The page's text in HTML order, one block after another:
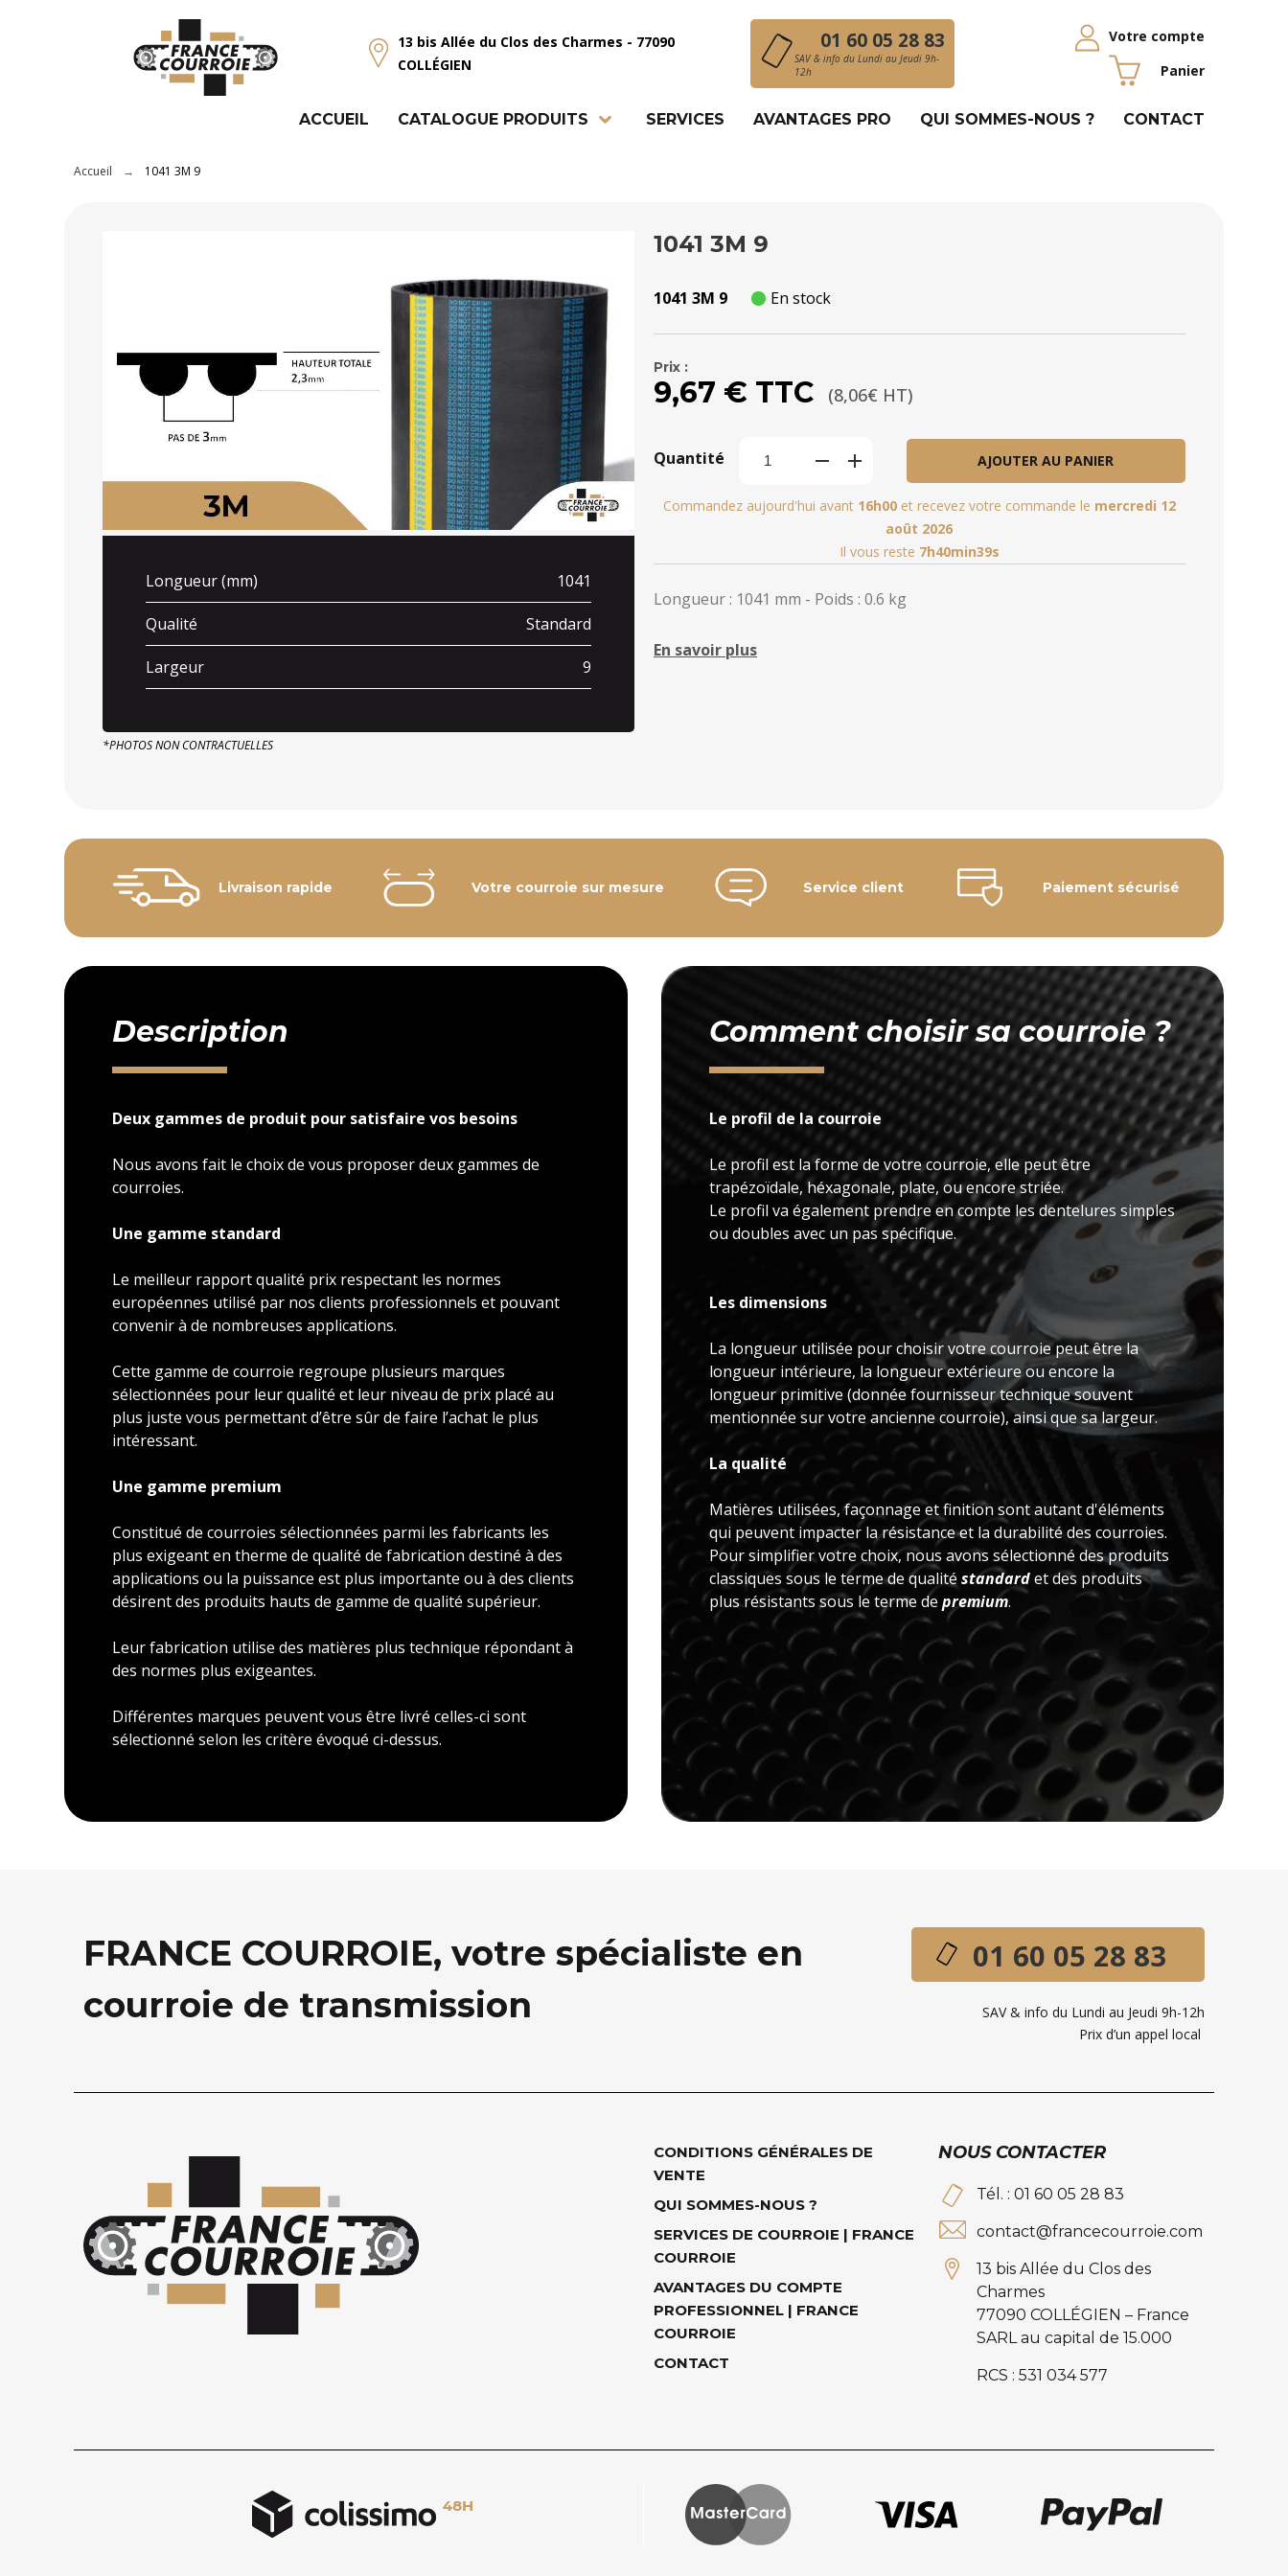
13 bis Allée du Clos des Charmes - 77090
COLLÉGIEN
01 60 05 28 83
SAV & info du Lundi au Jeudi 9h-
12h
Votre compte
Panier
ACCUEIL CATALOGUE PRODUITS SERVICES AVANTAGES PRO QUI SOMMES-NOUS ? CONTACT
Accueil 1041 3M 9
Longueur (mm) 1041
Qualité Standard
Largeur 9
*PHOTOS NON CONTRACTUELLES
1041 3M 9
1041 3M 9 En stock
Prix :
9,67 € TTC (8,06€ HT)
Quantité AJOUTER AU PANIER
Commandez aujourd'hui avant 16h00et recevez votre commande le mercredi 12
août 2026
Il vous reste 7h40min39s
Longueur : 1041 mm - Poids : 0.6 kg
En savoir plus
Livraison rapide Votre courroie sur mesure Service client Paiement sécurisé
Description
Deux gammes de produit pour satisfaire vos besoins
Nous avons fait le choix de vous proposer deux gammes de
courroies.
Une gamme standard
Le meilleur rapport qualité prix respectant les normes
européennes utilisé par nos clients professionnels et pouvant
convenir à de nombreuses applications.
Cette gamme de courroie regroupe plusieurs marques
sélectionnées pour leur qualité et leur niveau de prix placé au
plus juste vous permettant d’être sûr de faire l’achat le plus
intéressant.
Une gamme premium
Constitué de courroies sélectionnées parmi les fabricants les
plus exigeant en therme de qualité de fabrication destiné à des
applications ou la puissance est plus importante ou à des clients
désirent des produits hauts de gamme de qualité supérieur.
Leur fabrication utilise des matières plus technique répondant à
des normes plus exigeantes.
Différentes marques peuvent vous être livré celles-ci sont
sélectionné selon les critère évoqué ci-dessus.
Comment choisir sa courroie ?
Le profil de la courroie
Le profil est la forme de votre courroie, elle peut être
trapézoïdale, héxagonale, plate, ou encore striée.
Le profil va également prendre en compte les dentelures simples
ou doubles avec un pas spécifique.
Les dimensions
La longueur utilisée pour choisir votre courroie peut être la
longueur intérieure, la longueur extérieure ou encore la
longueur primitive (donnée fournisseur technique souvent
mentionnée sur votre ancienne courroie), ainsi que sa largeur.
La qualité
Matières utilisées, façonnage et finition sont autant d'éléments
qui peuvent impacter la résistance et la durabilité des courroies.
Pour simplifier votre choix, nous avons sélectionné des produits
classiques sous le terme de qualité standardet des produits
plus résistants sous le terme de premium.
FRANCE COURROIE, votre spécialiste en
courroie de transmission
01 60 05 28 83
SAV & info du Lundi au Jeudi 9h-12h
Prix d’un appel local
CONDITIONS GÉNÉRALES DE
VENTE
QUI SOMMES-NOUS ?
SERVICES DE COURROIE | FRANCE
COURROIE
AVANTAGES DU COMPTE
PROFESSIONNEL | FRANCE
COURROIE
CONTACT
NOUS CONTACTER
Tél. : 01 60 05 28 83
contact@francecourroie.com
13 bis Allée du Clos des
Charmes
77090 COLLÉGIEN – France
SARL au capital de 15.000
RCS : 531 034 577